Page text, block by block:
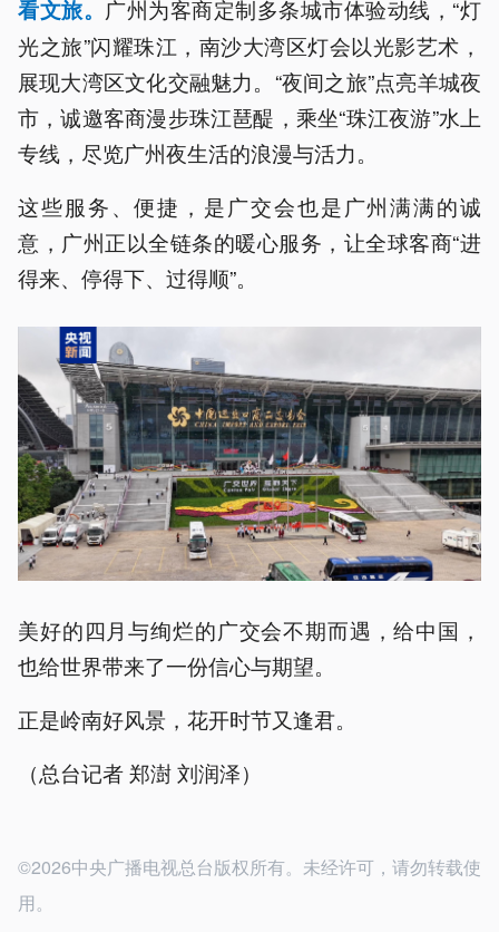
看文旅。 广州为客商定制多条城市体验动线，“灯
光之旅”闪耀珠江，南沙大湾区灯会以光影艺术，
展现大湾区文化交融魅力。“夜间之旅”点亮羊城夜
市，诚邀客商漫步珠江琶醍，乘坐“珠江夜游”水上
专线，尽览广州夜生活的浪漫与活力。
这些服务、便捷，是广交会也是广州满满的诚
意，广州正以全链条的暖心服务，让全球客商“进
得来、停得下、过得顺”。
美好的四月与绚烂的广交会不期而遇，给中国，
也给世界带来了一份信心与期望。
正是岭南好风景，花开时节又逢君。
（总台记者 郑澍 刘润泽）
©2026中央广播电视总台版权所有。未经许可，请勿转载使
用。